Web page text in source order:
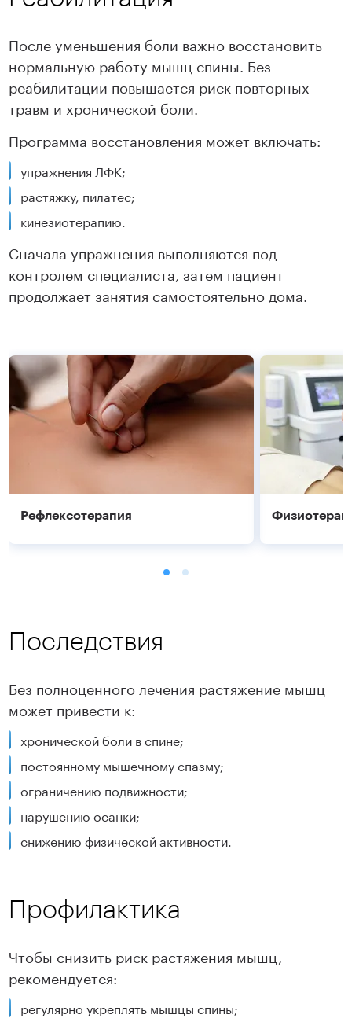
Подробнее
После уменьшения боли важно восстановить
нормальную работу мышц спины. Без
реабилитации повышается риск повторных
травм и хронической боли.
Программа восстановления может включать:
упражнения ЛФК;
растяжку, пилатес;
кинезиотерапию.
Сначала упражнения выполняются под
контролем специалиста, затем пациент
продолжает занятия самостоятельно дома.
Рефлексотерапия
Подробнее
Последствия
Без полноценного лечения растяжение мышц
может привести к:
хронической боли в спине;
постоянному мышечному спазму;
ограничению подвижности;
нарушению осанки;
снижению физической активности.
Профилактика
Чтобы снизить риск растяжения мышц,
рекомендуется:
регулярно укреплять мышцы спины;